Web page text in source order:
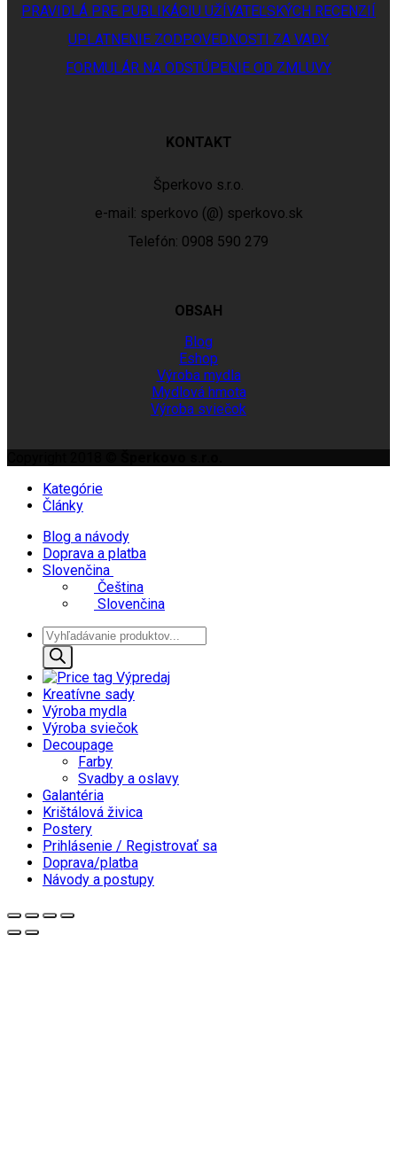
PRAVIDLÁ PRE PUBLIKÁCIU UŽÍVATEĽSKÝCH RECENZIÍ
UPLATNENIE ZODPOVEDNOSTI ZA VADY
FORMULÁR NA ODSTÚPENIE OD ZMLUVY
KONTAKT
Šperkovo s.r.o.
e-mail: sperkovo (@) sperkovo.sk
Telefón: 0908 590 279
OBSAH
Blog
Eshop
Výroba mydla
Mydlová hmota
Výroba sviečok
Kategórie
Články
Blog a návody
Doprava a platba
Slovenčina
Čeština
Slovenčina
Products
search
Výpredaj
Kreatívne sady
Výroba mydla
Výroba sviečok
Decoupage
Farby
Svadby a oslavy
Galantéria
Krištálová živica
Postery
Prihlásenie / Registrovať sa
Doprava/platba
Návody a postupy